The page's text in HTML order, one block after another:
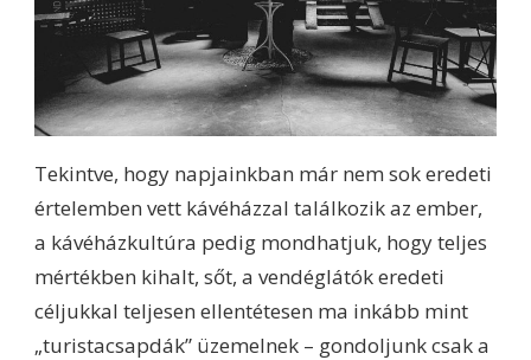
Tekintve, hogy napjainkban már nem sok eredeti
értelemben vett kávéházzal találkozik az ember,
a kávéházkultúra pedig mondhatjuk, hogy teljes
mértékben kihalt, sőt, a vendéglátók eredeti
céljukkal teljesen ellentétesen ma inkább mint
„turistacsapdák” üzemelnek – gondoljunk csak a